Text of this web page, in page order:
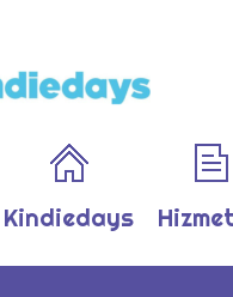
Kindiedays